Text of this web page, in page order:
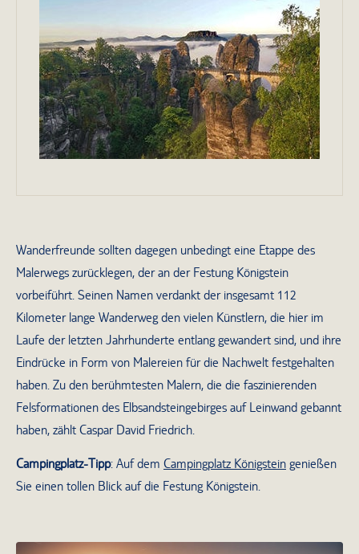
Wanderfreunde sollten dagegen unbedingt eine Etappe des
Malerwegs zurücklegen, der an der Festung Königstein
vorbeiführt. Seinen Namen verdankt der insgesamt 112
Kilometer lange Wanderweg den vielen Künstlern, die hier im
Laufe der letzten Jahrhunderte entlang gewandert sind, und ihre
Eindrücke in Form von Malereien für die Nachwelt festgehalten
haben. Zu den berühmtesten Malern, die die faszinierenden
Felsformationen des Elbsandsteingebirges auf Leinwand gebannt
haben, zählt Caspar David Friedrich.
Campingplatz-Tipp: Auf dem Campingplatz Königstein genießen
Sie einen tollen Blick auf die Festung Königstein.